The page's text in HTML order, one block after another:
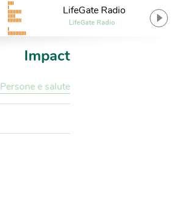
LifeGate Radio
LifeGate Radio
Impact
Persone e salute